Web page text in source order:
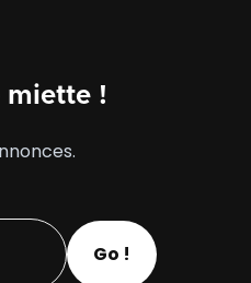
miette !